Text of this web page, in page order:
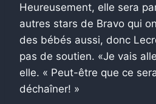
Heureusement, elle sera
autres stars de Bravo qui
des bébés aussi, donc
pas de soutien. «Je vais
elle. « Peut-être que ce
déchaîner! »